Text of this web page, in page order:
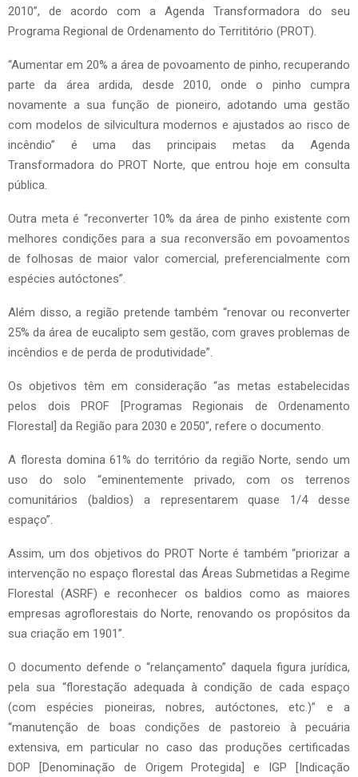
2010”, de acordo com a Agenda Transformadora do seu
Programa Regional de Ordenamento do Territitório (PROT).
“Aumentar em 20% a área de povoamento de pinho, recuperando
parte da área ardida, desde 2010, onde o pinho cumpra
novamente a sua função de pioneiro, adotando uma gestão
com modelos de silvicultura modernos e ajustados ao risco de
incêndio” é uma das principais metas da Agenda
Transformadora do PROT Norte, que entrou hoje em consulta
pública.
Outra meta é “reconverter 10% da área de pinho existente com
melhores condições para a sua reconversão em povoamentos
de folhosas de maior valor comercial, preferencialmente com
espécies autóctones”.
Além disso, a região pretende também “renovar ou reconverter
25% da área de eucalipto sem gestão, com graves problemas de
incêndios e de perda de produtividade”.
Os objetivos têm em consideração “as metas estabelecidas
pelos dois PROF [Programas Regionais de Ordenamento
Florestal] da Região para 2030 e 2050”, refere o documento.
A floresta domina 61% do território da região Norte, sendo um
uso do solo “eminentemente privado, com os terrenos
comunitários (baldios) a representarem quase 1/4 desse
espaço”.
Assim, um dos objetivos do PROT Norte é também “priorizar a
intervenção no espaço florestal das Áreas Submetidas a Regime
Florestal (ASRF) e reconhecer os baldios como as maiores
empresas agroflorestais do Norte, renovando os propósitos da
sua criação em 1901”.
O documento defende o “relançamento” daquela figura jurídica,
pela sua “florestação adequada à condição de cada espaço
(com espécies pioneiras, nobres, autóctones, etc.)” e a
“manutenção de boas condições de pastoreio à pecuária
extensiva, em particular no caso das produções certificadas
DOP [Denominação de Origem Protegida] e IGP [Indicação